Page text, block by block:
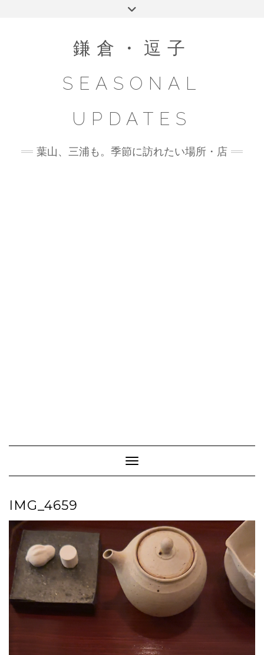
鎌倉・逗子
SEASONAL
UPDATES
葉山、三浦も。季節に訪れたい場所・店
Toggle Navigation
IMG_4659